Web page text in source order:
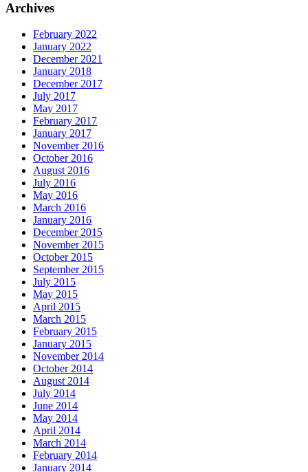
Archives
February 2022
January 2022
December 2021
January 2018
December 2017
July 2017
May 2017
February 2017
January 2017
November 2016
October 2016
August 2016
July 2016
May 2016
March 2016
January 2016
December 2015
November 2015
October 2015
September 2015
July 2015
May 2015
April 2015
March 2015
February 2015
January 2015
November 2014
October 2014
August 2014
July 2014
June 2014
May 2014
April 2014
March 2014
February 2014
January 2014